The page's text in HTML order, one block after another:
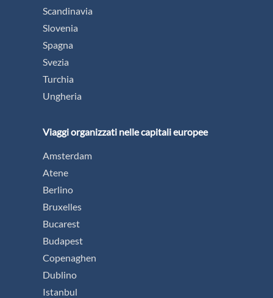
Scandinavia
Slovenia
Spagna
Svezia
Turchia
Ungheria
Viaggi organizzati nelle capitali europee
Amsterdam
Atene
Berlino
Bruxelles
Bucarest
Budapest
Copenaghen
Dublino
Istanbul